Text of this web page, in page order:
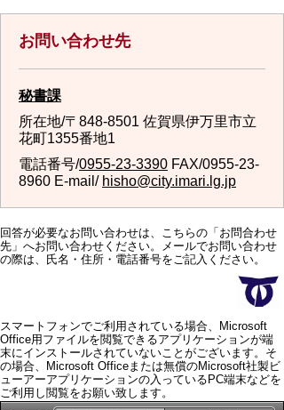
お問い合わせ先
秘書課
所在地/〒848-8501 佐賀県伊万里市立
花町1355番地1
電話番号/0955-23-3390 FAX/0955-23-
8960 E-mail/ hisho@city.imari.lg.jp
回答が必要なお問い合わせは、こちらの「お問合わせ
先」へお問い合わせください。メールでお問い合わせ
の際は、氏名・住所・電話番号をご記入ください。
スマートフォンでご利用されている場合、Microsoft
Office用ファイルを閲覧できるアプリケーションが端
末にインストールされていないことがございます。そ
の場合、Microsoft Officeまたは無償のMicrosoft社製ビ
ューアーアプリケーションの入っているPC端末などを
ご利用し閲覧をお願い致します。